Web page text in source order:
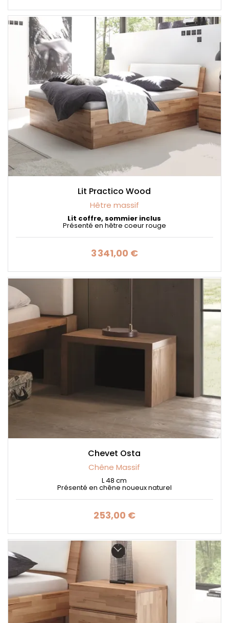
Lit Practico Wood
Hêtre massif
Lit coffre, sommier inclus
Présenté en hêtre coeur rouge
Prix
3 341,00 €
Chevet Osta
Chêne Massif
L 48 cm
Présenté en chêne noueux naturel
Prix
253,00 €